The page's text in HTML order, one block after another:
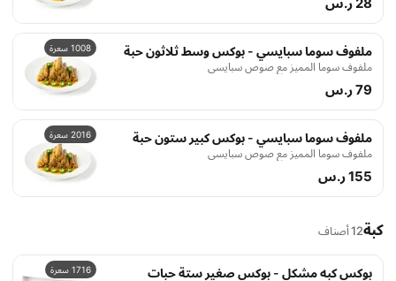
1008 سعرة ملفوف سوما سبايسي - بوكس وسط ثلاثون حبة
ملفوف سوما المميز مع صوص سبايسي
79 ر.س
2016 سعرة ملفوف سوما سبايسي - بوكس كبير ستون حبة
ملفوف سوما المميز مع صوص سبايسي
155 ر.س
كبة12 أصناف
1716 سعرة بوكس كبه مشكل - بوكس صغير ستة حبات